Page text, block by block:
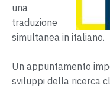
una
traduzione
simultanea in italiano.
Un appuntamento
sviluppi della ricerca